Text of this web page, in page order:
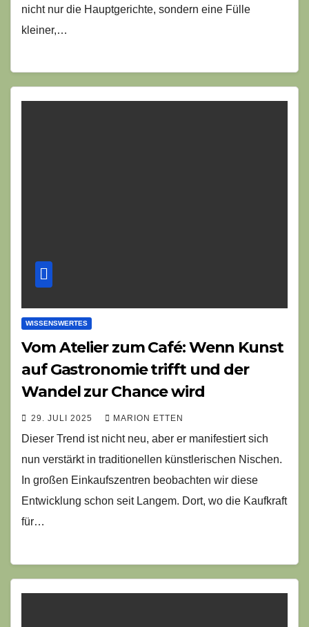
nicht nur die Hauptgerichte, sondern eine Fülle
kleiner,…
WISSENSWERTES
Vom Atelier zum Café: Wenn Kunst
auf Gastronomie trifft und der
Wandel zur Chance wird
29. JULI 2025 MARION ETTEN
Dieser Trend ist nicht neu, aber er manifestiert sich
nun verstärkt in traditionellen künstlerischen Nischen.
In großen Einkaufszentren beobachten wir diese
Entwicklung schon seit Langem. Dort, wo die Kaufkraft
für…